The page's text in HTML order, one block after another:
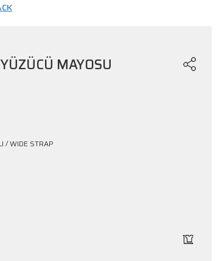
MAYOSU
/ WIDE STRAP